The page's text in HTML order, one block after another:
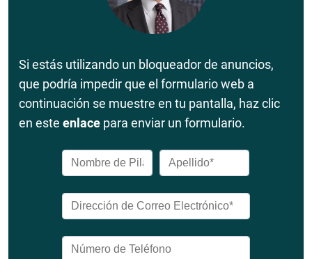
Si estás utilizando un bloqueador de anuncios,
que podría impedir que el formulario web a
continuación se muestre en tu pantalla, haz clic
en este enlace para enviar un formulario.